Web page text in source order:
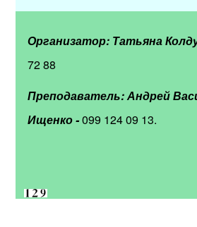
Организатор: Татьяна
72 88
Преподаватель: Андрей
Ищенко -099 124 09 13.